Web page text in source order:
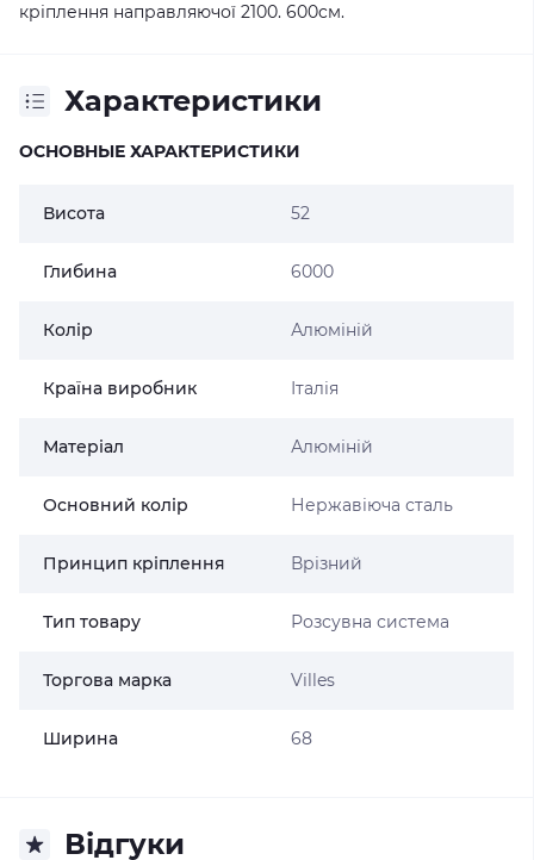
кріплення направляючої 2100. 600cм.
Характеристики
ОСНОВНЫЕ ХАРАКТЕРИСТИКИ
Висота 52
Глибина 6000
Колір Алюміній
Країна виробник Італія
Матеріал Алюміній
Основний колір Нержавіюча сталь
Принцип кріплення Врізний
Тип товару Розсувна система
Торгова марка Villes
Ширина 68
Відгуки